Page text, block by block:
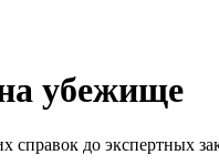
убежище
справок до экспертных